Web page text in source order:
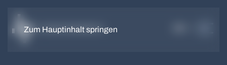
Zum Hauptinhalt springen